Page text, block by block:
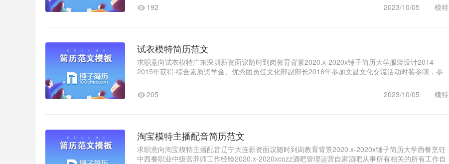
模特
192 2023/10/05
试衣模特简历范文
求职意向试衣模特广东深圳薪资面议随时到岗教育背景2020.x-2020x锤子简历大学服装设计2014-
2015年获得·综合素质奖学金、优秀团员任文化部副部长2016年参加文昌文化交流活动时装参演，参
模特
205 2023/10/05
淘宝模特主播配音简历范文
求职意向淘宝模特主播配音辽宁大连薪资面议随时到岗教育背景2020.x-2020x锤子简历大学西餐烹饪
中西餐职业中级营养师工作经验2020.x-2020xcozz酒吧管理运营自家酒吧从事所有相关的所有工作自